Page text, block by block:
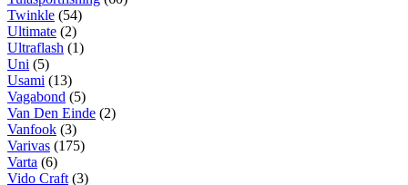
Twinkle (54)
Ultimate (2)
Ultraflash (1)
Uni (5)
Usami (13)
Vagabond (5)
Van Den Einde (2)
Vanfook (3)
Varivas (175)
Varta (6)
Vido Craft (3)